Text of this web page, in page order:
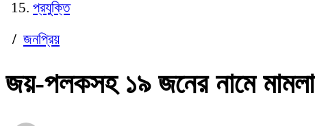
প্রযুক্তি
/ জনপ্রিয়
জয়-পলকসহ ১৯ জনের নামে মামলা